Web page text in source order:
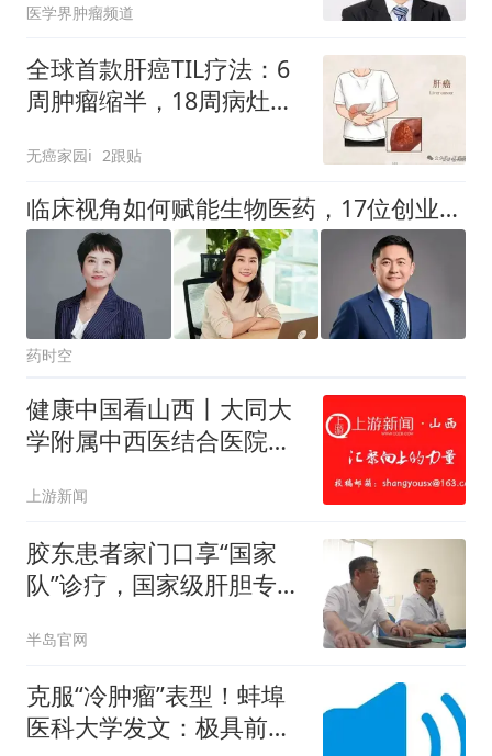
患者长生存策略的循证演
进与临床实践体会
医学界肿瘤频道
全球首款肝癌TIL疗法：6
周肿瘤缩半，18周病灶全
袭
无癌家园i 2跟贴
临床视角如何赋能生物医药，17位创业者的答案
药时空
健康中国看山西丨大同大
学附属中西医结合医院肿
进肿瘤生长”的真相
上游新闻
胶东患者家门口享“国家
队”诊疗，国家级肝胆专家
诊
半岛官网
克服“冷肿瘤”表型！蚌埠
医科大学发文：极具前景